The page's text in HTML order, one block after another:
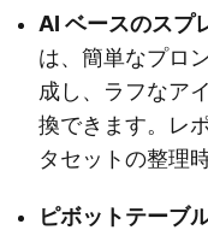
AI ベースのスプ
は、簡単なプロ
成し、ラフなア
換できます。レ
タセットの整理
ピボットテーブ